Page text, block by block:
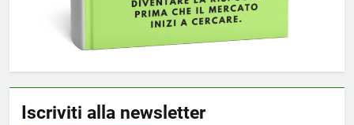
Iscriviti alla newsletter